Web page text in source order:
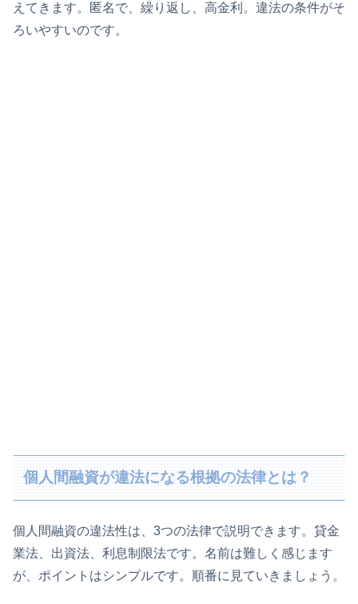
えてきます。匿名で、繰り返し、高金利。違法の条件がそ
ろいやすいのです。
個人間融資が違法になる根拠の法律とは？
個人間融資の違法性は、3つの法律で説明できます。貸金
業法、出資法、利息制限法です。名前は難しく感じます
が、ポイントはシンプルです。順番に見ていきましょう。